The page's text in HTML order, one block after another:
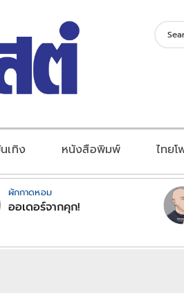
เทิง หนังสือพิมพ์ ไทย
ผักกาดหอม
ออเดอร์จากคุก!